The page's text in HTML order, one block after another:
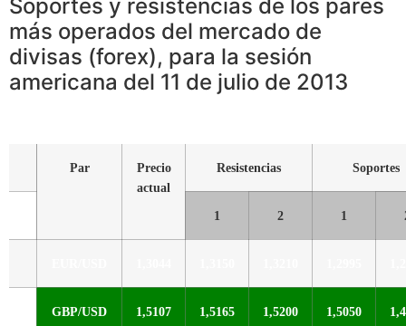
Soportes y resistencias de los pares
más operados del mercado de
divisas (forex), para la sesión
americana del 11 de julio de 2013
Par
Precio
actual
Resistencias Soportes
1 2 1
GBP/USD 1,5107 1,5165 1,5200 1,5050